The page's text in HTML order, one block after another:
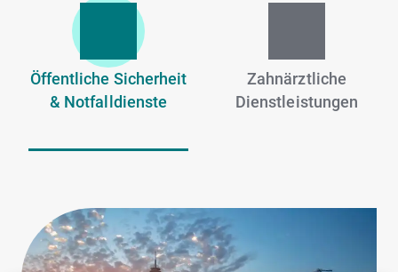
Öffentliche Sicherheit
& Notfalldienste
Zahnärztliche
Dienstleistungen